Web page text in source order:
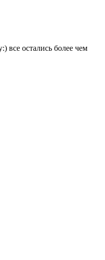
все остались более чем